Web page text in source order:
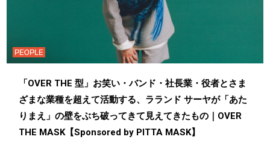
PEOPLE
「OVER THE 型」お笑い・バンド・社長業・役者とさま
ざまな業種を超えて活動する、ラランド サーヤが「あた
りまえ」の壁をぶち破ってきて見えてきたもの｜OVER
THE MASK【Sponsored by PITTA MASK】